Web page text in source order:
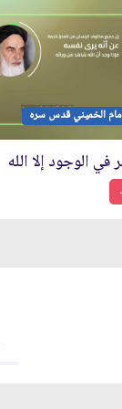
الخميني قدس سره
في الوجود إلا الله